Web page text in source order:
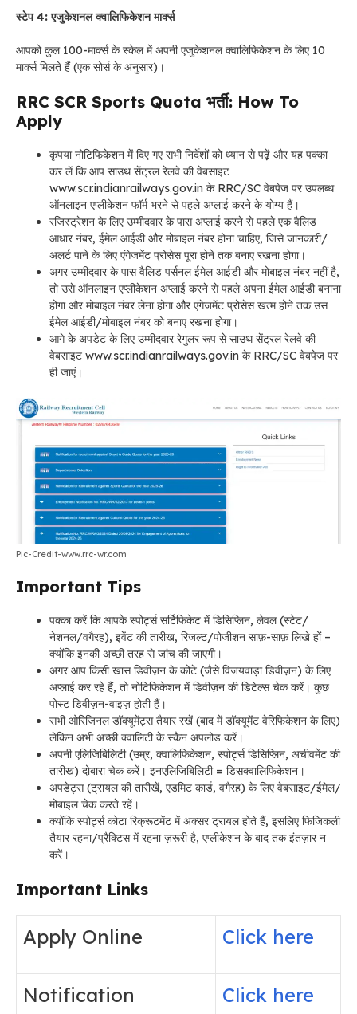
स्टेप 4: एजुकेशनल क्वालिफिकेशन मार्क्स
आपको कुल 100-मार्क्स के स्केल में अपनी एजुकेशनल क्वालिफिकेशन के लिए 10
मार्क्स मिलते हैं (एक सोर्स के अनुसार)।
RRC SCR Sports Quota भर्ती: How To
Apply
कृपया नोटिफिकेशन में दिए गए सभी निर्देशों को ध्यान से पढ़ें और यह पक्का
कर लें कि आप साउथ सेंट्रल रेलवे की वेबसाइट
www.scr.indianrailways.gov.in के RRC/SC वेबपेज पर उपलब्ध
ऑनलाइन एप्लीकेशन फॉर्म भरने से पहले अप्लाई करने के योग्य हैं।
रजिस्ट्रेशन के लिए उम्मीदवार के पास अप्लाई करने से पहले एक वैलिड
आधार नंबर, ईमेल आईडी और मोबाइल नंबर होना चाहिए, जिसे जानकारी/
अलर्ट पाने के लिए एंगेजमेंट प्रोसेस पूरा होने तक बनाए रखना होगा।
अगर उम्मीदवार के पास वैलिड पर्सनल ईमेल आईडी और मोबाइल नंबर नहीं है,
तो उसे ऑनलाइन एप्लीकेशन अप्लाई करने से पहले अपना ईमेल आईडी बनाना
होगा और मोबाइल नंबर लेना होगा और एंगेजमेंट प्रोसेस खत्म होने तक उस
ईमेल आईडी/मोबाइल नंबर को बनाए रखना होगा।
आगे के अपडेट के लिए उम्मीदवार रेगुलर रूप से साउथ सेंट्रल रेलवे की
वेबसाइट www.scr.indianrailways.gov.in के RRC/SC वेबपेज पर
ही जाएं।
Pic-Credit-www.rrc-wr.com
Important Tips
पक्का करें कि आपके स्पोर्ट्स सर्टिफिकेट में डिसिप्लिन, लेवल (स्टेट/
नेशनल/वगैरह), इवेंट की तारीख, रिजल्ट/पोजीशन साफ़-साफ़ लिखे हों –
क्योंकि इनकी अच्छी तरह से जांच की जाएगी।
अगर आप किसी खास डिवीज़न के कोटे (जैसे विजयवाड़ा डिवीज़न) के लिए
अप्लाई कर रहे हैं, तो नोटिफिकेशन में डिवीज़न की डिटेल्स चेक करें। कुछ
पोस्ट डिवीज़न-वाइज़ होती हैं।
सभी ओरिजिनल डॉक्यूमेंट्स तैयार रखें (बाद में डॉक्यूमेंट वेरिफिकेशन के लिए)
लेकिन अभी अच्छी क्वालिटी के स्कैन अपलोड करें।
अपनी एलिजिबिलिटी (उम्र, क्वालिफिकेशन, स्पोर्ट्स डिसिप्लिन, अचीवमेंट की
तारीख) दोबारा चेक करें। इनएलिजिबिलिटी = डिसक्वालिफिकेशन।
अपडेट्स (ट्रायल की तारीखें, एडमिट कार्ड, वगैरह) के लिए वेबसाइट/ईमेल/
मोबाइल चेक करते रहें।
क्योंकि स्पोर्ट्स कोटा रिक्रूटमेंट में अक्सर ट्रायल होते हैं, इसलिए फिजिकली
तैयार रहना/प्रैक्टिस में रहना ज़रूरी है, एप्लीकेशन के बाद तक इंतज़ार न
करें।
Important Links
Apply Online Click here
Notification Click here